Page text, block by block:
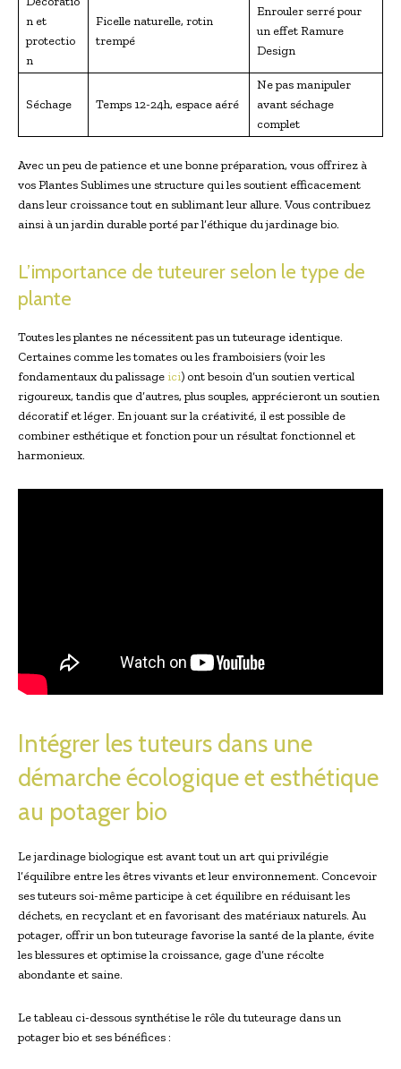
n et
protectio
n
Ficelle naturelle, rotin
trempé
Enrouler serré pour
un effet Ramure
Design
Séchage Temps 12-24h, espace aéré
Ne pas manipuler
avant séchage
complet
Avec un peu de patience et une bonne préparation, vous offrirez à
vos Plantes Sublimes une structure qui les soutient efficacement
dans leur croissance tout en sublimant leur allure. Vous contribuez
ainsi à un jardin durable porté par l’éthique du jardinage bio.
L’importance de tuteurer selon le type de
plante
Toutes les plantes ne nécessitent pas un tuteurage identique.
Certaines comme les tomates ou les framboisiers (voir les
fondamentaux du palissage ici) ont besoin d’un soutien vertical
rigoureux, tandis que d’autres, plus souples, apprécieront un soutien
décoratif et léger. En jouant sur la créativité, il est possible de
combiner esthétique et fonction pour un résultat fonctionnel et
harmonieux.
Intégrer les tuteurs dans une
démarche écologique et esthétique
au potager bio
Le jardinage biologique est avant tout un art qui privilégie
l’équilibre entre les êtres vivants et leur environnement. Concevoir
ses tuteurs soi-même participe à cet équilibre en réduisant les
déchets, en recyclant et en favorisant des matériaux naturels. Au
potager, offrir un bon tuteurage favorise la santé de la plante, évite
les blessures et optimise la croissance, gage d’une récolte
abondante et saine.
Le tableau ci-dessous synthétise le rôle du tuteurage dans un
potager bio et ses bénéfices :